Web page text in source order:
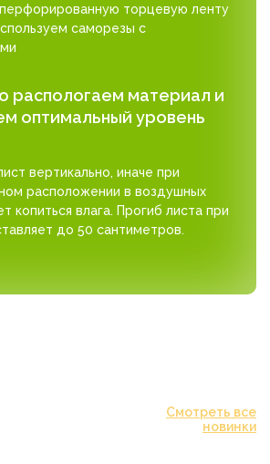
торцевую ленту
саморезы с
распологаем материал и
оптимальный уровень
вертикально, иначе при
расположении в воздушных
копиться влага. Прогиб листа при
до 50 сантиметров.
Смотреть все
новинки